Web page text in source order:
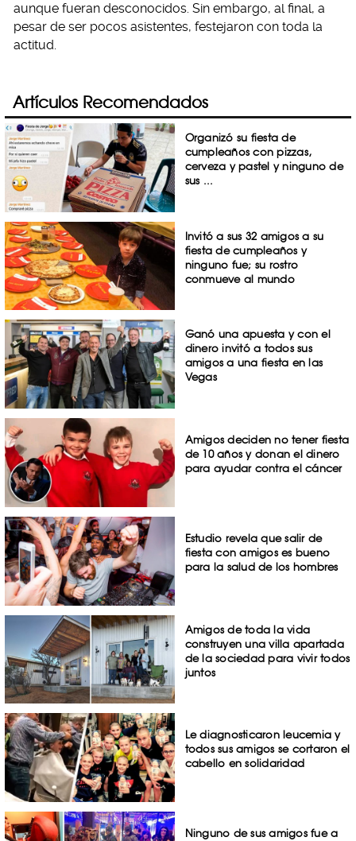
aunque fueran desconocidos. Sin embargo, al final, a
pesar de ser pocos asistentes, festejaron con toda la
actitud.
Artículos Recomendados
Organizó su fiesta de
cumpleaños con pizzas,
cerveza y pastel y ninguno de
sus ...
Invitó a sus 32 amigos a su
fiesta de cumpleaños y
ninguno fue; su rostro
conmueve al mundo
Ganó una apuesta y con el
dinero invitó a todos sus
amigos a una fiesta en las
Vegas
Amigos deciden no tener fiesta
de 10 años y donan el dinero
para ayudar contra el cáncer
Estudio revela que salir de
fiesta con amigos es bueno
para la salud de los hombres
Amigos de toda la vida
construyen una villa apartada
de la sociedad para vivir todos
juntos
Le diagnosticaron leucemia y
todos sus amigos se cortaron el
cabello en solidaridad
Ninguno de sus amigos fue a